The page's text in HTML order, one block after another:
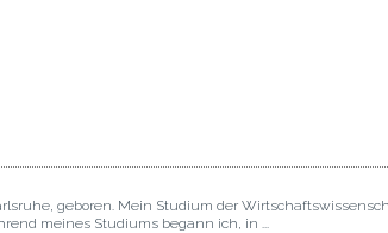
geboren. Mein Studium der
meines Studiums begann ich, in ...